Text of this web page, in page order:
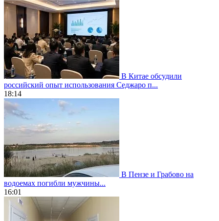
В Китае обсудили
российский опыт использования Седжаро п...
18:14
В Пензе и Грабово на
водоемах погибли мужчины...
16:01